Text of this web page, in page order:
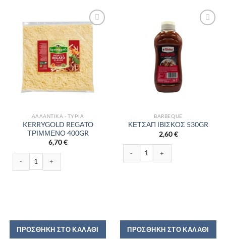
ΑΛΛΑΝΤΙΚΆ - ΤΥΡΙΆ
KERRYGOLD REGATO
ΤΡΙΜΜΕΝΟ 400GR
6,70€
KERRYGOLD REGATO ΤΡΙΜΜΕΝΟ 400GR ποσότητα
ΠΡΟΣΘΉΚΗ ΣΤΟ ΚΑΛΆΘΙ
BARBEQUE
ΚΕΤΣΑΠ ΙΒΙΣΚΟΣ 530GR
2,60€
ΚΕΤΣΑΠ ΙΒΙΣΚΟΣ 530GR ποσότητα
ΠΡΟΣΘΉΚΗ ΣΤΟ ΚΑΛΆΘΙ